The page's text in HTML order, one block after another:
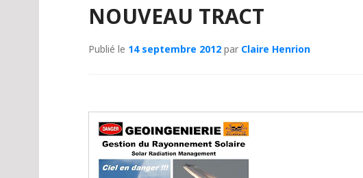
NOUVEAU TRACT
Publié le 14 septembre 2012 par Claire Henrion